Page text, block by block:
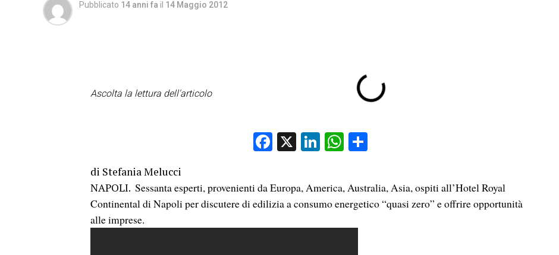
Pubblicato 14 anni fa il 14 Maggio 2012
Ascolta la lettura dell'articolo
Facebook
X LinkedIn
WhatsApp
di Stefania Melucci
NAPOLI. Sessanta esperti, provenienti da Europa, America, Australia, Asia, ospiti all’Hotel Royal
Continental di Napoli per discutere di edilizia a consumo energetico “quasi zero” e offrire opportunità
alle imprese.